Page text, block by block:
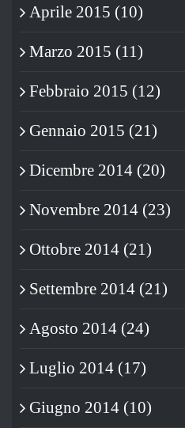
Aprile 2015 (10)
Marzo 2015 (11)
Febbraio 2015 (12)
Gennaio 2015 (21)
Dicembre 2014 (20)
Novembre 2014 (23)
Ottobre 2014 (21)
Settembre 2014 (21)
Agosto 2014 (24)
Luglio 2014 (17)
Giugno 2014 (10)